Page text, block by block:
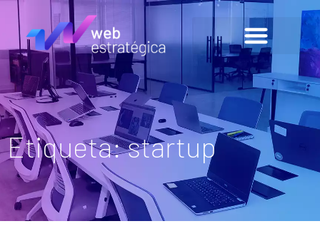
Etiqueta: startup